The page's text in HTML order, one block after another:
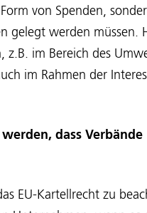
von Spenden,
gelegt werden müssen.
im Bereich des
im Rahmen der
dass Verbände
EU-Kartellrecht zu